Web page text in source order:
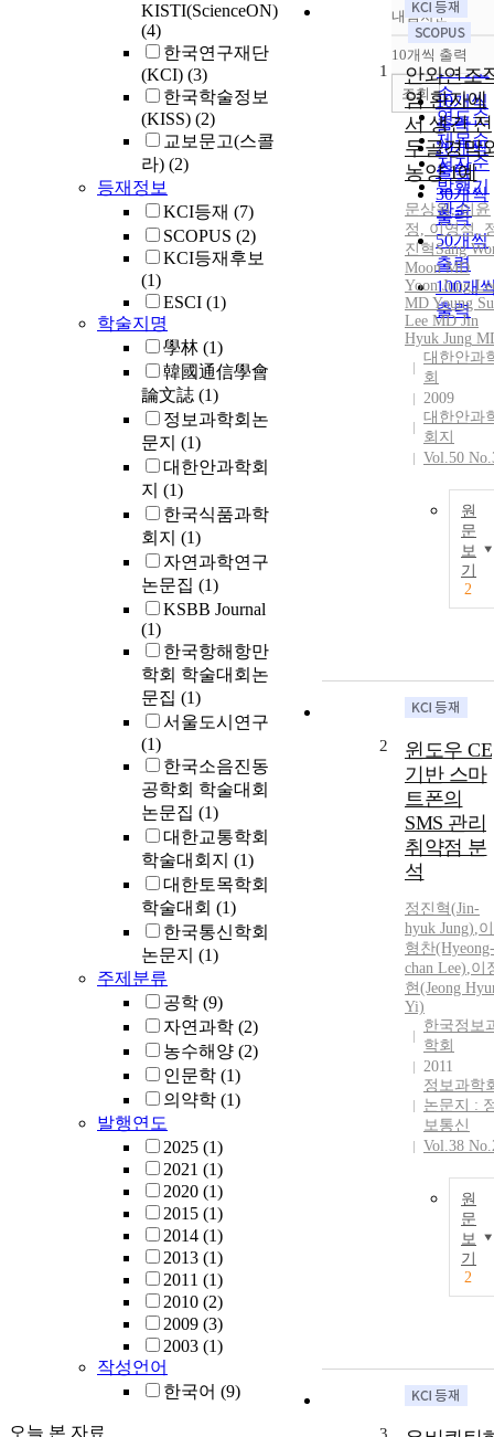
KISTI(ScienceON)
(4)
한국연구재단
(KCI) (3)
한국학술정보
(KISS) (2)
교보문고(스콜
라) (2)
등재정보
KCI등재 (7)
SCOPUS (2)
KCI등재후보
(1)
ESCI (1)
학술지명
學林 (1)
韓國通信學會
論文誌 (1)
정보과학회논
문지 (1)
대한안과학회
지 (1)
한국식품과학
회지 (1)
자연과학연구
논문집 (1)
KSBB Journal
(1)
한국항해항만
학회 학술대회논
문집 (1)
서울도시연구
(1)
한국소음진동
공학회 학술대회
논문집 (1)
대한교통학회
학술대회지 (1)
대한토목학회
학술대회 (1)
한국통신학회
논문지 (1)
주제분류
공학 (9)
자연과학 (2)
농수해양 (2)
인문학 (1)
의약학 (1)
발행연도
2025 (1)
2021 (1)
2020 (1)
2015 (1)
2014 (1)
2013 (1)
2011 (1)
2010 (2)
2009 (3)
2003 (1)
작성언어
한국어 (9)
오늘 본 자료
정확도
순
인기도
순
연도순
제목순
저자순
발행기
관순
내림차순
내림차
10개씩 출력
10개씩
출력
20개씩
출력
30개씩
출력
50개씩
출력
100개
출력
조회
1
안와연조
염 환자에
서 생긴 전
두골경막
농양 1예
문상원, 이윤
정, 이영석,
진혁Sang
Moon MD
YoonJung
MD Young
Lee MDJin
Hyuk Jung
대한안과
회
2009
대한안과
회지
Vol.50
원
문
보
기
2
2
윈도우 CE
기반 스마
트폰의
SMS 관리
취약점 분
석
정진혁(Jin-
hyuk Jung),이
형찬(Hyeong-
chan Lee),이
현(Jeong
Yi)
한국정보
학회
2011
정보과학
논문지 :
보통신
Vol.38
원
문
보
기
2